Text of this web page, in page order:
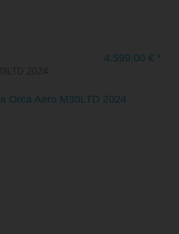
2024
4.599,00 € *